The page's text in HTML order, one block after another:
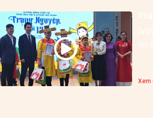
Xem